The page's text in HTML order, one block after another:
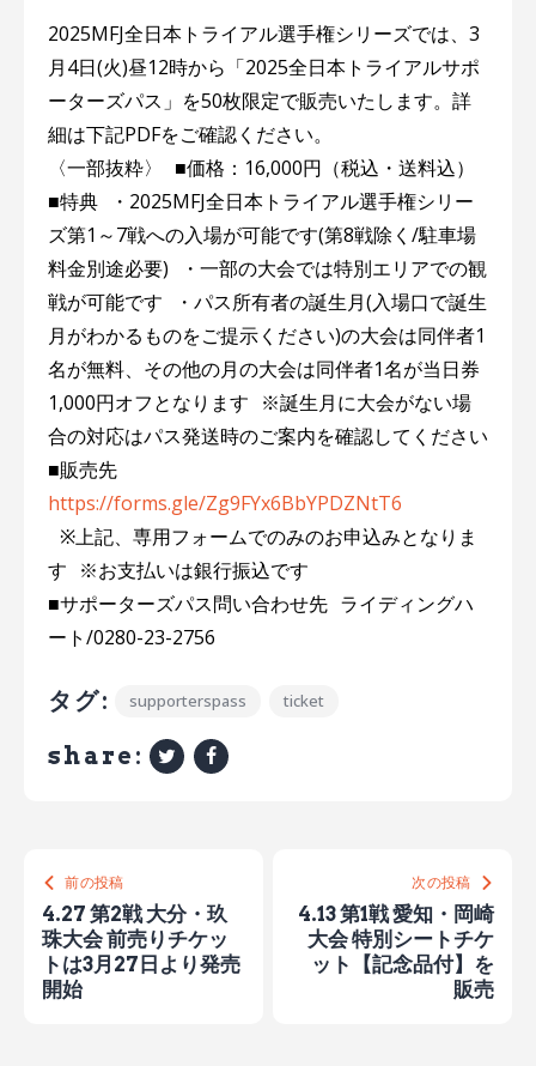
2025MFJ全日本トライアル選手権シリーズでは、3
月4日(火)昼12時から「2025全日本トライアルサポ
ーターズパス」を50枚限定で販売いたします。詳
細は下記PDFをご確認ください。
〈一部抜粋〉 ■価格：16,000円（税込・送料込）
■特典 ・2025MFJ全日本トライアル選手権シリー
ズ第1～7戦への入場が可能です(第8戦除く/駐車場
料金別途必要) ・一部の大会では特別エリアでの観
戦が可能です ・パス所有者の誕生月(入場口で誕生
月がわかるものをご提示ください)の大会は同伴者1
名が無料、その他の月の大会は同伴者1名が当日券
1,000円オフとなります ※誕生月に大会がない場
合の対応はパス発送時のご案内を確認してください
■販売先
https://forms.gle/Zg9FYx6BbYPDZNtT6
※上記、専用フォームでのみのお申込みとなりま
す ※お支払いは銀行振込です
■サポーターズパス問い合わせ先 ライディングハ
ート/0280-23-2756
タグ: supporterspass ticket
share:
前の投稿
4.27 第2戦 大分・玖
珠大会 前売りチケッ
トは3月27日より発売
開始
次の投稿
4.13 第1戦 愛知・岡崎
大会 特別シートチケ
ット【記念品付】を
販売